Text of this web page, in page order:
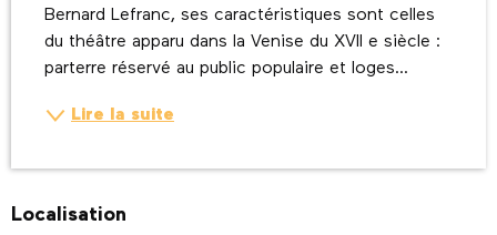
Bernard Lefranc, ses caractéristiques sont celles
du théâtre apparu dans la Venise du XVII e siècle :
parterre réservé au public populaire et loges...
Lire la suite
Localisation